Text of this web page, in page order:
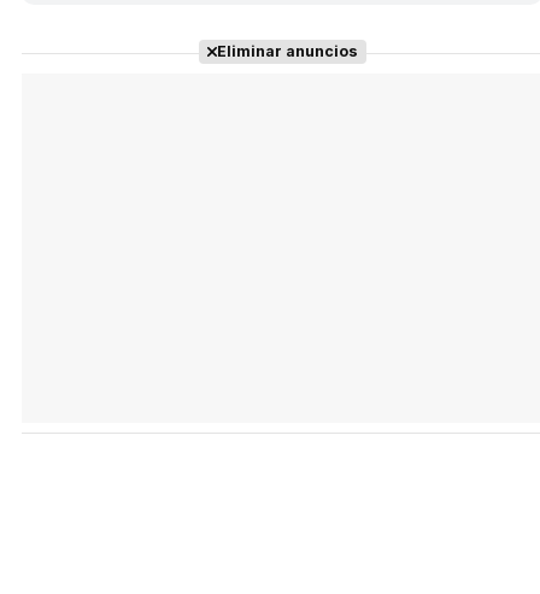
Eliminar anuncios